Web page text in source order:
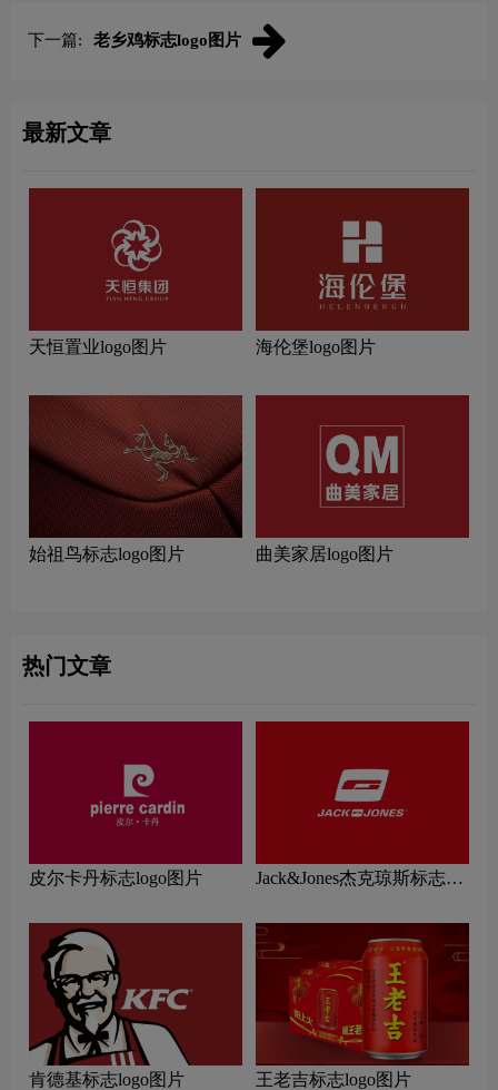
下一篇: 老乡鸡标志logo图片
最新文章
天恒置业logo图片 海伦堡logo图片
始祖鸟标志logo图片 曲美家居logo图片
热门文章
皮尔卡丹标志logo图片
Jack&Jones杰克琼斯标志
肯德基标志logo图片 王老吉标志logo图片